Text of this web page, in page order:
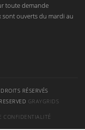
toute demande
ouverts du mardi au
RÉSERVÉS
GRAYGRIDS
CONFIDENTIALITÉ